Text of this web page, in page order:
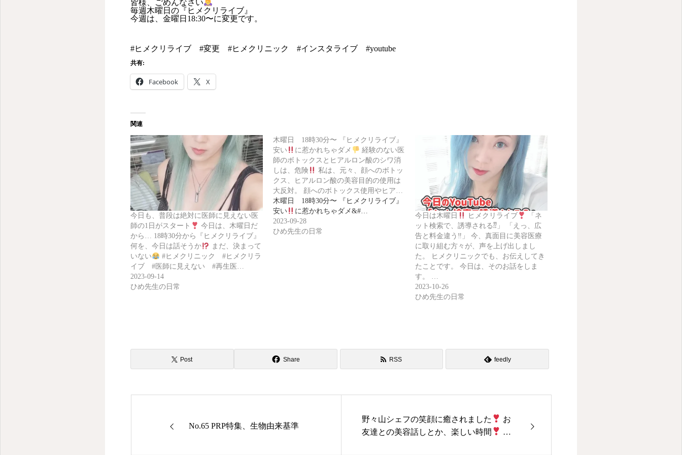
皆様、ごめんなさい
毎週木曜日の『ヒメクリライブ』
今週は、金曜日18:30〜に変更です。
#ヒメクリライブ #変更 #ヒメクリニック #インスタライブ #youtube
共有:
Facebook X
関連
今日も、普段は絶対に医師に見えない医
師の1日がスタート
今日は、木曜日だ
から… 18時30分から『ヒメクリライブ』
何を、今日は話そうか
まだ、決まって
いない
#ヒメクリニック #ヒメクリラ
イブ #医師に見えない #再生医…
2023-09-14
ひめ先生の日常
木曜日 18時30分〜 『ヒメクリライブ』
安い
に惹かれちゃダメ
経験のない医
師のボトックスとヒアルロン酸のシワ消
しは、危険
私は、元々、顔へのボトッ
クス、ヒアルロン酸の美容目的の使用は
大反対。 顔へのボトックス使用やヒア…
木曜日 18時30分〜 『ヒメクリライブ』
安い
に惹かれちゃダメ&#…
2023-09-28
ひめ先生の日常
今日は木曜日 ヒメクリライブ
「ネ
ット検索で、誘導される⁇」 「えっ、広
告と料金違う‼︎」 今、真面目に美容医療
に取り組む方々が、声を上げ出しまし
た。 ヒメクリニックでも、お伝えしてき
たことです。 今日は、そのお話をしま
す。 …
2023-10-26
ひめ先生の日常
Post Share RSS feedly
No.65 PRP特集、生物由来基準
野々山シェフの笑顔に癒されました
友達との美容話しとか、楽しい時間